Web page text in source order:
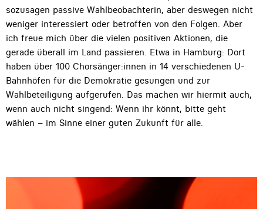
sozusagen passive Wahlbeobachterin, aber deswegen nicht
weniger interessiert oder betroffen von den Folgen. Aber
ich freue mich über die vielen positiven Aktionen, die
gerade überall im Land passieren. Etwa in Hamburg: Dort
haben über 100 Chorsänger:innen in 14 verschiedenen U-
Bahnhöfen für die Demokratie gesungen und zur
Wahlbeteiligung aufgerufen. Das machen wir hiermit auch,
wenn auch nicht singend: Wenn ihr könnt, bitte geht
wählen – im Sinne einer guten Zukunft für alle.